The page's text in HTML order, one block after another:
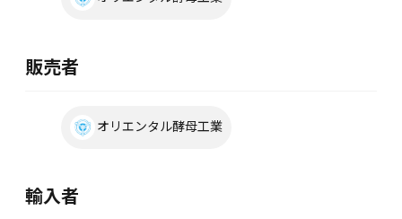
販売者
オリエンタル酵母工業
輸入者